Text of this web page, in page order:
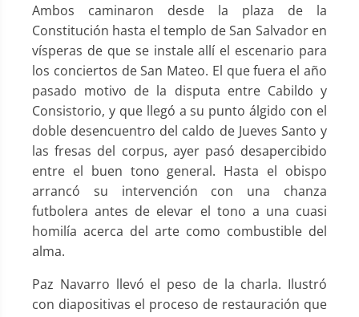
Ambos caminaron desde la plaza de la
Constitución hasta el templo de San Salvador en
vísperas de que se instale allí el escenario para
los conciertos de San Mateo. El que fuera el año
pasado motivo de la disputa entre Cabildo y
Consistorio, y que llegó a su punto álgido con el
doble desencuentro del caldo de Jueves Santo y
las fresas del corpus, ayer pasó desapercibido
entre el buen tono general. Hasta el obispo
arrancó su intervención con una chanza
futbolera antes de elevar el tono a una cuasi
homilía acerca del arte como combustible del
alma.
Paz Navarro llevó el peso de la charla. Ilustró
con diapositivas el proceso de restauración que